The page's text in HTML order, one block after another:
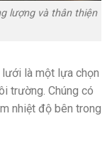
lượng và thân thiện
lưới là một lựa chọn
trường. Chúng có
nhiệt độ bên trong